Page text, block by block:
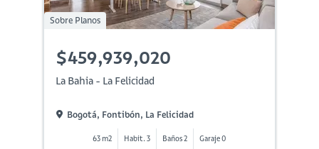
Sobre Planos
$459,939,020
La Bahia - La Felicidad
Bogotá, Fontibón, La Felicidad
63 m2 Habit. 3 Baños 2 Garaje 0